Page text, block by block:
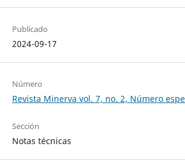
Publicado
2024-09-17
Número
Revista Minerva vol. 7, no. 2, Número
Sección
Notas técnicas